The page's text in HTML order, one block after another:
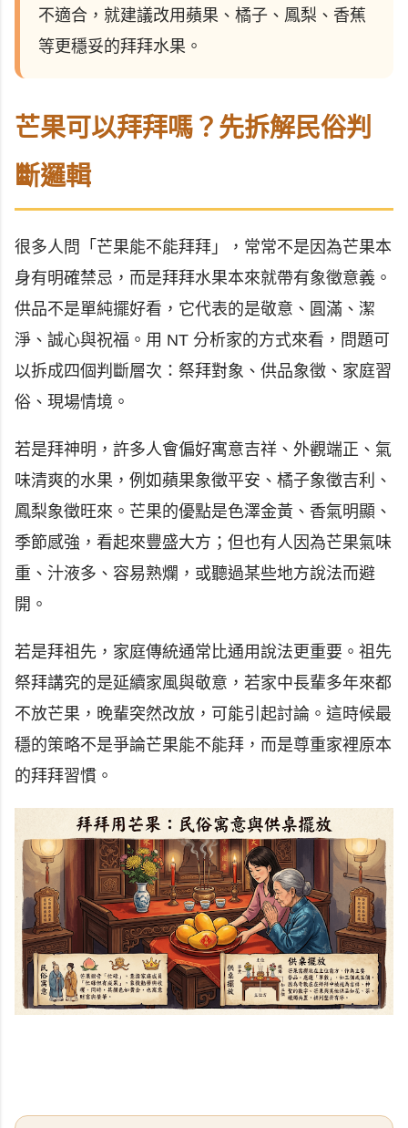
不適合，就建議改用蘋果、橘子、鳳梨、香蕉
等更穩妥的拜拜水果。
芒果可以拜拜嗎？先拆解民俗判
斷邏輯
很多人問「芒果能不能拜拜」，常常不是因為芒果本
身有明確禁忌，而是拜拜水果本來就帶有象徵意義。
供品不是單純擺好看，它代表的是敬意、圓滿、潔
淨、誠心與祝福。用 NT 分析家的方式來看，問題可
以拆成四個判斷層次：祭拜對象、供品象徵、家庭習
俗、現場情境。
若是拜神明，許多人會偏好寓意吉祥、外觀端正、氣
味清爽的水果，例如蘋果象徵平安、橘子象徵吉利、
鳳梨象徵旺來。芒果的優點是色澤金黃、香氣明顯、
季節感強，看起來豐盛大方；但也有人因為芒果氣味
重、汁液多、容易熟爛，或聽過某些地方說法而避
開。
若是拜祖先，家庭傳統通常比通用說法更重要。祖先
祭拜講究的是延續家風與敬意，若家中長輩多年來都
不放芒果，晚輩突然改放，可能引起討論。這時候最
穩的策略不是爭論芒果能不能拜，而是尊重家裡原本
的拜拜習慣。